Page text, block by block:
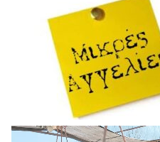
Πρόγραμμα